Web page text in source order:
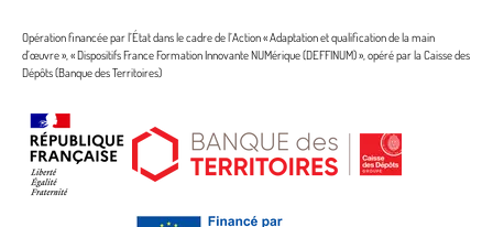
Opération financée par l’État dans le cadre de l’Action « Adaptation et qualification de la main
d’œuvre », « Dispositifs France Formation Innovante NUMérique (DEFFINUM) », opéré par la Caisse des
Dépôts (Banque des Territoires)